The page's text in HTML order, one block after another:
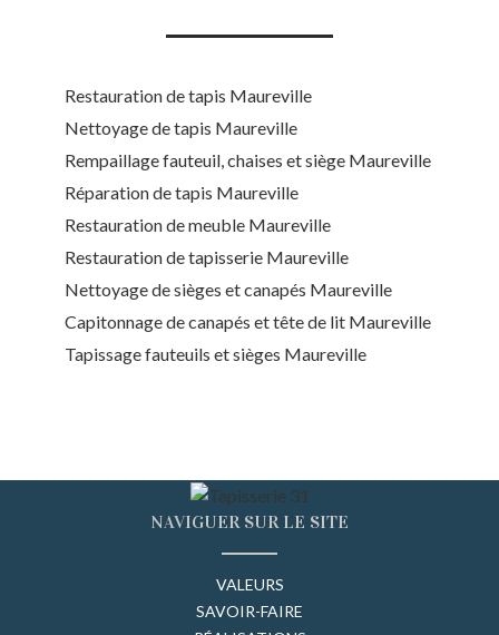
Restauration de tapis Maureville
Nettoyage de tapis Maureville
Rempaillage fauteuil, chaises et siège Maureville
Réparation de tapis Maureville
Restauration de meuble Maureville
Restauration de tapisserie Maureville
Nettoyage de sièges et canapés Maureville
Capitonnage de canapés et tête de lit Maureville
Tapissage fauteuils et sièges Maureville
NAVIGUER SUR LE SITE
VALEURS
SAVOIR-FAIRE